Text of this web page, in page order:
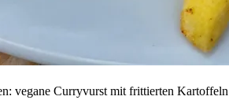
vegane Curryvurst mit frittierten Kartoffeln